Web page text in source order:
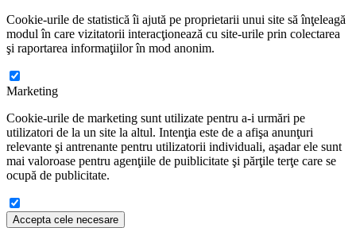
Cookie-urile de statistică îi ajută pe proprietarii unui site să înţeleagă
modul în care vizitatorii interacţionează cu site-urile prin colectarea
şi raportarea informaţiilor în mod anonim.
Marketing
Cookie-urile de marketing sunt utilizate pentru a-i urmări pe
utilizatori de la un site la altul. Intenţia este de a afişa anunţuri
relevante şi antrenante pentru utilizatorii individuali, aşadar ele sunt
mai valoroase pentru agenţiile de puiblicitate şi părţile terţe care se
ocupă de publicitate.
Accepta cele necesare